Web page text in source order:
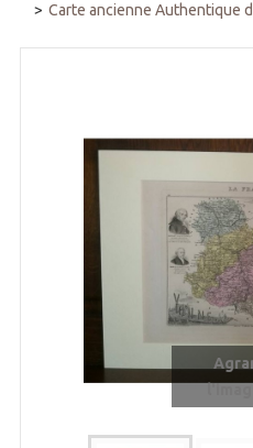
> Carte ancienne Authentique